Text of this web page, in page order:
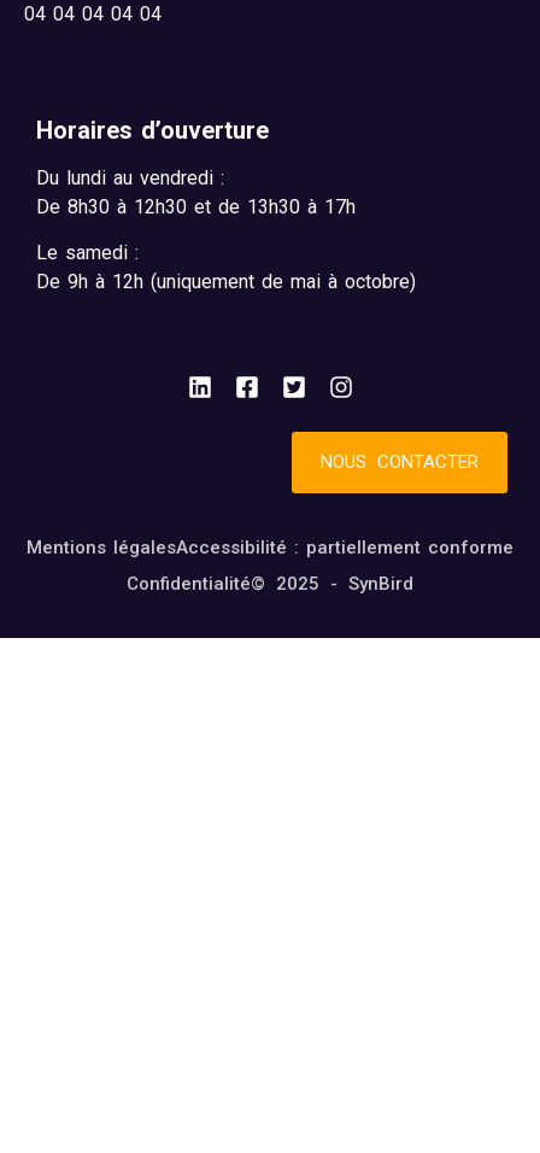
04 04 04 04 04
Horaires d’ouverture
Du lundi au vendredi :
De 8h30 à 12h30 et de 13h30 à 17h
Le samedi :
De 9h à 12h (uniquement de mai à octobre)
NOUS CONTACTER
Mentions légalesAccessibilité : partiellement conforme
Confidentialité© 2025 - SynBird